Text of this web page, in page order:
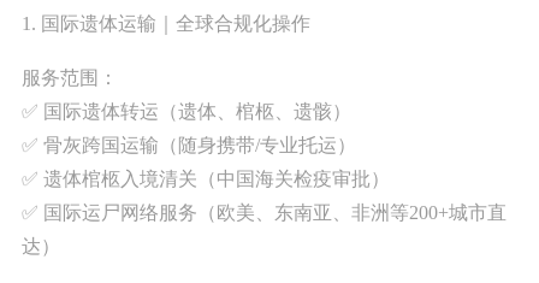
跨境遗体运输服务
服务实例
联系我们
服务优势
服务流程
1. 国际遗体运输｜全球合规化操作
服务范围：
✅ 国际遗体转运（遗体、棺柩、遗骸）
✅ 骨灰跨国运输（随身携带/专业托运）
✅ 遗体棺柩入境清关（中国海关检疫审批）
✅ 国际运尸网络服务（欧美、东南亚、非洲等200+城市直
达）